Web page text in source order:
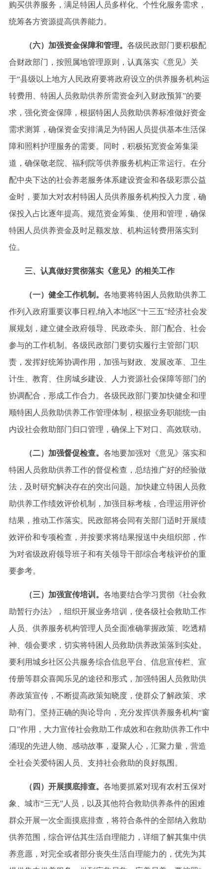
购买供养服务，满足特困人员多样化、个性化服务需求，
统筹各方资源提高供养能力。
（六）加强资金保障和管理。 各级民政部门要积极配
合财政部门，按照属地管理原则，认真落实《意见》关
于“县级以上地方人民政府要将政府设立的供养服务机构运
转费用、特困人员救助供养所需资金列入财政预算”的要
求，强化资金保障，根据特困人员救助供养标准做好资金
需求测算，确保资金安排满足为特困人员提供基本生活保
障和照料护理服务的需要。同时，积极拓宽资金筹集渠
道，确保敬老院、福利院等供养服务机构正常运行。在分
配中央下达的社会养老服务体系建设资金和各级彩票公益
金时，要加大对农村特困人员供养服务机构投入力度，确
保投入占比逐年提高。规范资金筹集、使用和管理，确保
特困人员供养资金及时足额发放、机构运转费用落实到
位。
三、认真做好贯彻落实《意见》的相关工作
（一）健全工作机制。 各地要将特困人员救助供养工
作列入政府重要议事日程,纳入本地区“十三五”经济社会发
展规划，建立健全政府领导、民政牵头、部门配合、社会
参与的工作机制。各级民政部门要切实履行主管部门职
责，发挥好统筹协调作用，加强与财政、发展改革、卫生
计生、教育、住房城乡建设、人力资源社会保障等部门的
协调配合，形成工作合力。各级民政部门要加快健全和理
顺特困人员救助供养工作管理体制，根据业务职能统一由
内设社会救助部门归口管理，确保上下对口、高效联动。
（二）加强督促检查。 各地要加强对《意见》落实和
特困人员救助供养工作的督促检查，总结推广好的经验做
法，及时研究解决存在的突出问题。加快建立特困人员救
助供养工作绩效评价机制，加强目标考核，合理运用评价
结果，推动工作落实。民政部将会同有关部门适时开展绩
效评价和专项检查，并按要求将结果报送中央组织部，作
为对省级政府领导班子和有关领导干部综合考核评价的重
要参考。
（三）加强宣传培训。 各地要结合学习贯彻《社会救
助暂行办法》，组织开展业务培训，使各级社会救助工作
人员、供养服务机构管理人员全面准确掌握政策、吃透精
神、领会要求，切实将特困人员救助供养政策落到实处。
要利用城乡社区公共服务综合信息平台、信息宣传栏、宣
传册等群众喜闻乐见的途径和形式，加强特困人员救助供
养政策宣传，不断提高政策知晓度，使群众了解政策、求
助有门。坚持正确的舆论导向，充分发挥供养服务机构“窗
口”作用，大力宣传社会救助工作成效和在救助供养工作中
涌现的先进人物、感动故事，凝聚人心，汇聚力量，营造
全社会关爱特困人员、支持社会救助的良好氛围。
（四）开展摸底排查。 各地要抓紧对现有农村五保对
象、城市“三无”人员，以及其他符合救助供养条件的困难
群众开展一次全面摸底排查，将符合条件的全部纳入救助
供养范围，综合评估其生活自理能力，详细了解其集中供
养意愿，对完全或者部分丧失生活自理能力的，优先为其